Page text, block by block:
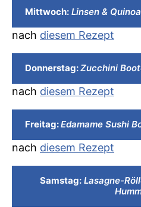
Mittwoch: Linsen &
nach diesem Rezept
Donnerstag:Zucchini
nach diesem Rezept
Freitag:Edamame Sushi
nach diesem Rezept
Samstag: Lasagne-